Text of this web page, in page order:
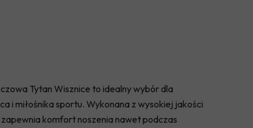
Tytan Wisznice to idealny wybór dla
i miłośnika sportu. Wykonana z wysokiej jakości
komfort noszenia nawet podczas